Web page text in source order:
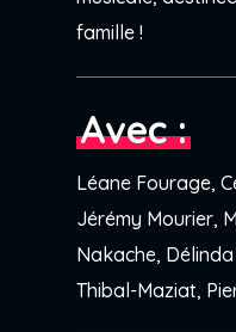
famille !
Avec :
Léane Fourage,
Jérémy Mourier,
Nakache,
Thibal-Maziat,